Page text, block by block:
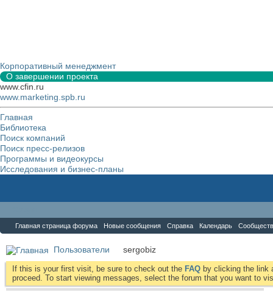
Корпоративный менеджмент
О завершении проекта
www.cfin.ru
www.marketing.spb.ru
Главная
Библиотека
Поиск компаний
Поиск пресс-релизов
Программы и видеокурсы
Исследования и бизнес-планы
Главная страница форума Новые сообщения Справка Календарь
Пользователи sergobiz
If this is your first visit, be sure to check out the FAQ by clicking the link
proceed. To start viewing messages, select the forum that you want to